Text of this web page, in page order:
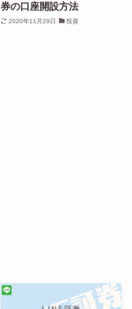
券の口座開設方法
2020年11月29日 投資